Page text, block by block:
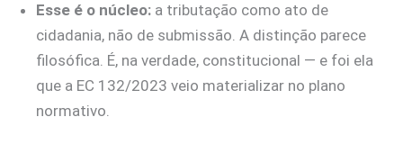
Esse é o núcleo: a tributação como ato de
cidadania, não de submissão. A distinção parece
filosófica. É, na verdade, constitucional — e foi ela
que a EC 132/2023 veio materializar no plano
normativo.